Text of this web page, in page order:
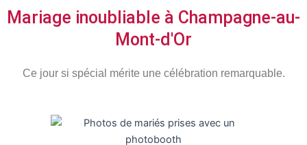
Mariage inoubliable à Champagne-au-
Mont-d'Or
Ce jour si spécial mérite une célébration remarquable.